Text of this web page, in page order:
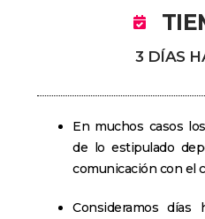
3 DÍAS
En muchos casos
de lo estipulado
comunicación con el
Consideramos